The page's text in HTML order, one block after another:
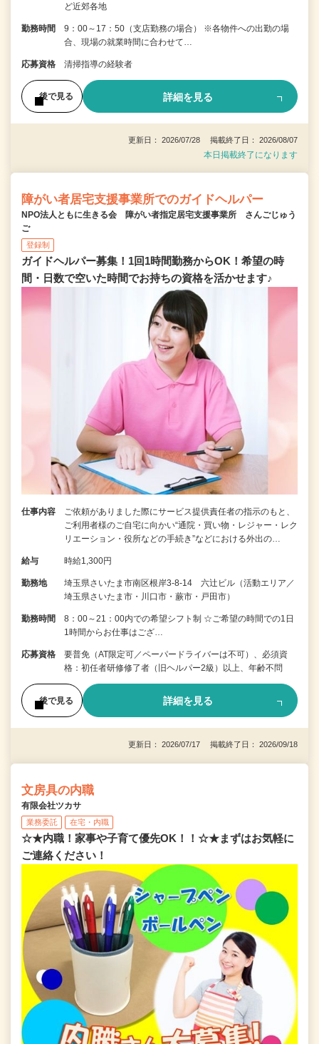
ど近郊各地
勤務時間
9：00～17：50（支店勤務の場合） ※各物件への出勤の場
合、現場の就業時間に合わせて…
応募資格 清掃指導の経験者
後で見る 詳細を見る
更新日： 2026/07/28 掲載終了日： 2026/08/07
本日掲載終了になります
障がい者居宅支援事業所でのガイドヘルパー
NPO法人ともに生きる会 障がい者指定居宅支援事業所 さんごじゅう
ご
登録制
ガイドヘルパー募集！1回1時間勤務からOK！希望の時
間・日数で空いた時間でお持ちの資格を活かせます♪
仕事内容
ご依頼がありました際にサービス提供責任者の指示のもと、
ご利用者様のご自宅に向かい“通院・買い物・レジャー・レク
リエーション・役所などの手続き”などにおける外出の…
給与 時給1,300円
勤務地
埼玉県さいたま市南区根岸3-8-14 六辻ビル（活動エリア／
埼玉県さいたま市・川口市・蕨市・戸田市）
勤務時間
8：00～21：00内での希望シフト制 ☆ご希望の時間での1日
1時間からお仕事はござ…
応募資格
要普免（AT限定可／ペーパードライバーは不可）、必須資
格：初任者研修修了者（旧ヘルパー2級）以上、年齢不問
後で見る 詳細を見る
更新日： 2026/07/17 掲載終了日： 2026/09/18
文房具の内職
有限会社ツカサ
業務委託 在宅・内職
☆★内職！家事や子育て優先OK！！☆★まずはお気軽に
ご連絡ください！